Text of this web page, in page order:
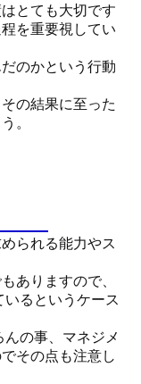
とても大切です
を重要視してい
のかという行動
の結果に至った
。
られる能力やス
ありますので、
るというケース
の事、マネジメ
その点も注意し